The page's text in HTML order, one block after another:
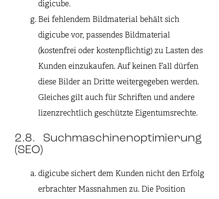
digicube.
Bei fehlendem Bildmaterial behält sich
digicube vor, passendes Bildmaterial
(kostenfrei oder kostenpflichtig) zu Lasten des
Kunden einzukaufen. Auf keinen Fall dürfen
diese Bilder an Dritte weitergegeben werden.
Gleiches gilt auch für Schriften und andere
lizenzrechtlich geschützte Eigentumsrechte.
2.8. Suchmaschinenoptimierung
(SEO)
digicube sichert dem Kunden nicht den Erfolg
erbrachter Massnahmen zu. Die Position